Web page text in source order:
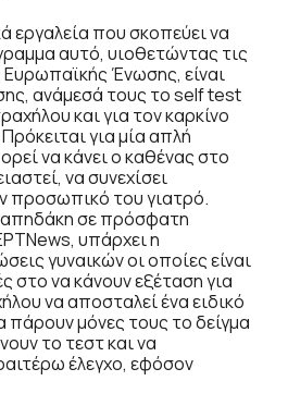
εργαλεία που σκοπεύει να
αυτό, υιοθετώντας τις
Ευρωπαϊκής Ένωσης, είναι
ανάμεσά τους το self test
και για τον καρκίνο
για μία απλή
να κάνει ο καθένας στο
να συνεχίσει
προσωπικό του γιατρό.
σε πρόσφατη
υπάρχει η
γυναικών οι οποίες είναι
στο να κάνουν εξέταση για
να αποσταλεί ένα ειδικό
πάρουν μόνες τους το δείγμα
το τεστ και να
έλεγχο, εφόσον